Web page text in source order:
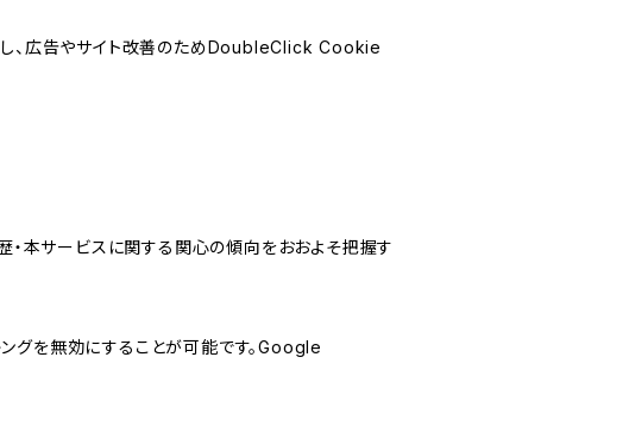
し、広告やサイト改善のためDoubleClick Cookie
本サービスに関する関心の傾向をおおよそ把握す
グを無効にすることが可能です。Google